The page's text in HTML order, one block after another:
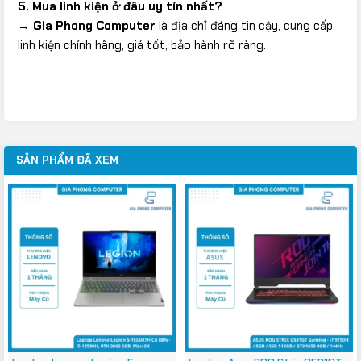
5. Mua linh kiện ở đâu uy tín nhất?
→ Gia Phong Computer là địa chỉ đáng tin cậy, cung cấp
linh kiện chính hãng, giá tốt, bảo hành rõ ràng.
SẢN PHẨM ĐÃ XEM